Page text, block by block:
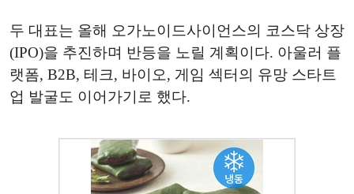
두 대표는 올해 오가노이드사이언스의 코스닥 상장
(IPO)을 추진하며 반등을 노릴 계획이다. 아울러 플
랫폼, B2B, 테크, 바이오, 게임 섹터의 유망 스타트
업 발굴도 이어가기로 했다.